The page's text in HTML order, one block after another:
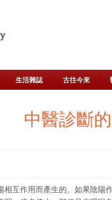
生活雜誌 古往今來
中醫診斷
相互作用而產生的。如果陰陽